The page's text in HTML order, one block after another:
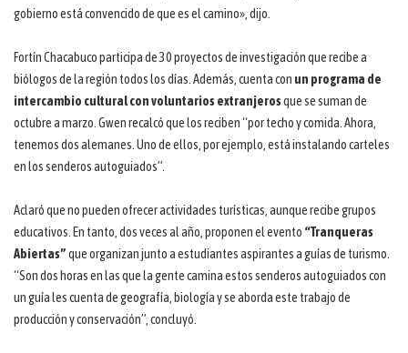
gobierno está convencido de que es el camino», dijo.
Fortín Chacabuco participa de 30 proyectos de investigación que recibe a
biólogos de la región todos los días. Además, cuenta con un programa de
intercambio cultural con voluntarios extranjerosque se suman de
octubre a marzo. Gwen recalcó que los reciben “por techo y comida. Ahora,
tenemos dos alemanes. Uno de ellos, por ejemplo, está instalando carteles
en los senderos autoguiados”.
Aclaró que no pueden ofrecer actividades turísticas, aunque recibe grupos
educativos. En tanto, dos veces al año, proponen el evento “Tranqueras
Abiertas”que organizan junto a estudiantes aspirantes a guías de turismo.
“Son dos horas en las que la gente camina estos senderos autoguiados con
un guía les cuenta de geografía, biología y se aborda este trabajo de
producción y conservación”, concluyó.